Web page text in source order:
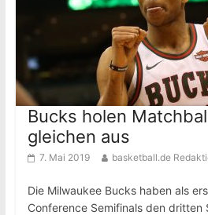
Bucks holen
gleichen aus
7. Mai 2019 basketball.de
Die Milwaukee Bucks haben als
Conference Semifinals den dritten